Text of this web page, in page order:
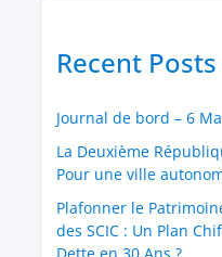
Recent Posts
Journal de bord – 6
La Deuxième
Pour une ville
Plafonner le
des SCIC : Un Plan